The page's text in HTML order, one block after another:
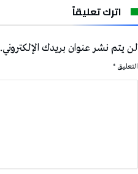
اترك تعليقاً
لن يتم نشر عنوان بريدك الإلكتروني.
التعليق *